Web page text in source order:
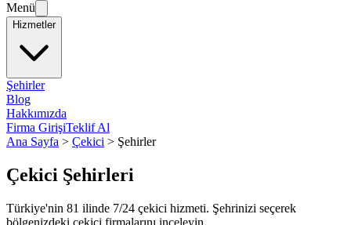
Menü
Hizmetler
Şehirler
Blog
Hakkımızda
Firma GirişiTeklif Al
Ana Sayfa > Çekici > Şehirler
Çekici Şehirleri
Türkiye'nin 81 ilinde 7/24 çekici hizmeti. Şehrinizi seçerek
bölgenizdeki çekici firmalarını inceleyin.